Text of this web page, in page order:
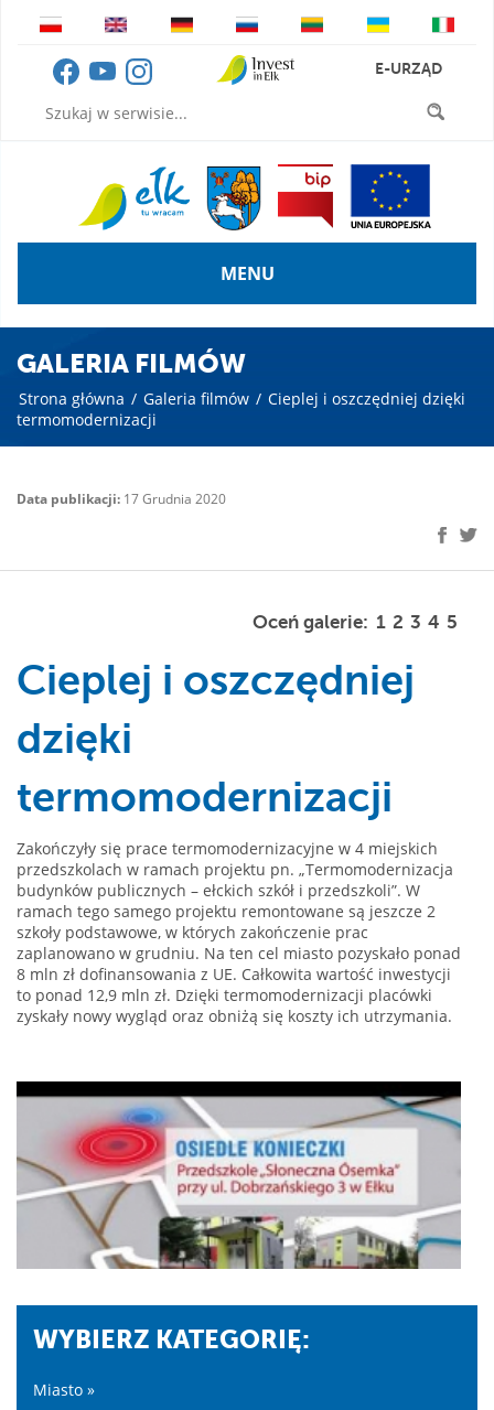
E-URZĄD
MENU
GALERIA FILMÓW
Strona główna / Galeria filmów / Cieplej i oszczędniej dzięki
termomodernizacji
Data publikacji: 17 Grudnia 2020
Oceń galerie: 1 2 3 4 5
Cieplej i oszczędniej
dzięki
termomodernizacji
Zakończyły się prace termomodernizacyjne w 4 miejskich
przedszkolach w ramach projektu pn. „Termomodernizacja
budynków publicznych – ełckich szkół i przedszkoli”. W
ramach tego samego projektu remontowane są jeszcze 2
szkoły podstawowe, w których zakończenie prac
zaplanowano w grudniu. Na ten cel miasto pozyskało ponad
8 mln zł dofinansowania z UE. Całkowita wartość inwestycji
to ponad 12,9 mln zł. Dzięki termomodernizacji placówki
zyskały nowy wygląd oraz obniżą się koszty ich utrzymania.
WYBIERZ KATEGORIĘ:
Miasto »